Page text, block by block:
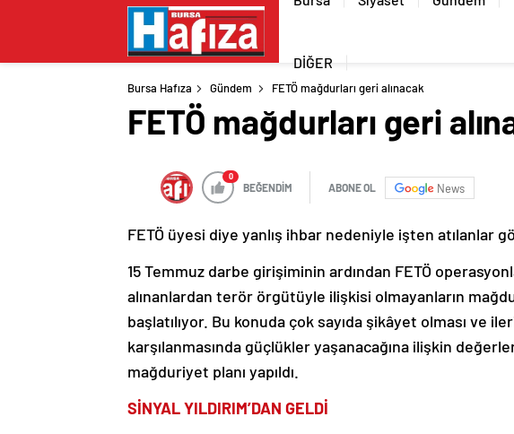
DİĞER
Bursa Hafıza Gündem FETÖ mağdurları geri alınacak
FETÖ mağdurları geri
0
BEĞENDİM ABONE OL News
FETÖ üyesi diye yanlış ihbar nedeniyle işten atılanlar
15 Temmuz darbe girişiminin ardından FETÖ
alınanlardan terör örgütüyle ilişkisi olmayanların
başlatılıyor. Bu konuda çok sayıda şikâyet olması ve
karşılanmasında güçlükler yaşanacağına ilişkin
mağduriyet planı yapıldı.
SİNYAL YILDIRIM’DAN GELDİ